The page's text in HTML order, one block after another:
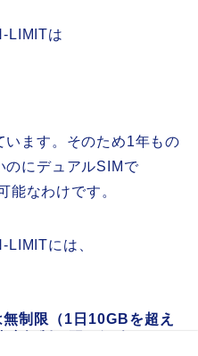
LIMITは
います。そのため1年もの
のにデュアルSIMで
能なわけです。
には、
制限（1日10GBを超え
規制、翌日解除）